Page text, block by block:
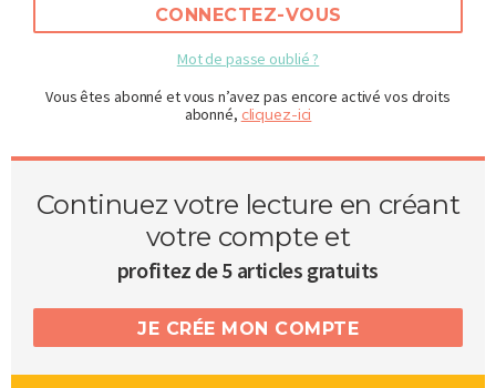
CONNECTEZ-VOUS
Mot de passe oublié ?
Vous êtes abonné et vous n’avez pas encore activé vos droits
abonné, cliquez-ici
Continuez votre lecture en créant
votre compte et
profitez de 5 articles gratuits
JE CRÉE MON COMPTE